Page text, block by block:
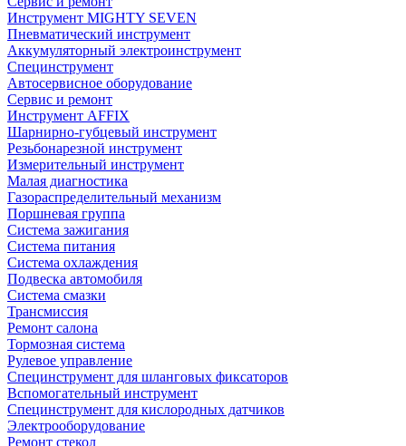
Инструмент MIGHTY SEVEN
Пневматический инструмент
Аккумуляторный электроинструмент
Специнструмент
Автосервисное оборудование
Сервис и ремонт
Инструмент AFFIX
Шарнирно-губцевый инструмент
Резьбонарезной инструмент
Измерительный инструмент
Малая диагностика
Газораспределительный механизм
Поршневая группа
Система зажигания
Система питания
Система охлаждения
Подвеска автомобиля
Система смазки
Трансмиссия
Ремонт салона
Тормозная система
Рулевое управление
Специнструмент для шланговых фиксаторов
Вспомогательный инструмент
Специнструмент для кислородных датчиков
Электрооборудование
Ремонт стекол